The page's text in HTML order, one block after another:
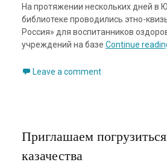
На протяжении нескольких дней в
библиотеке проводились этно-
Россия» для воспитанников
учреждений на базе Continue
Leave a comment
Приглашаем
казачества